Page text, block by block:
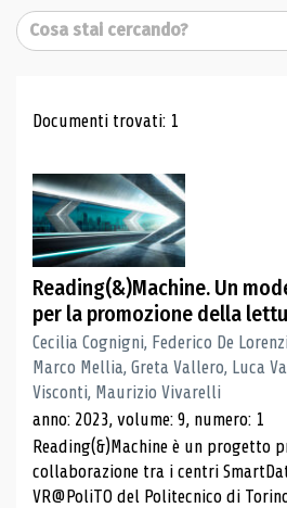
Cerca
Risultati di
Documenti trovati: 1
Reading(&)Machine. Un
per la promozione della
Cecilia Cognigni, Federico De
Marco Mellia, Greta Vallero, Luca
Visconti, Maurizio Vivarelli
anno: 2023, volume: 9, numero: 1
Reading(&)Machine è un progetto
collaborazione tra i centri
VR@PoliTO del Politecnico di